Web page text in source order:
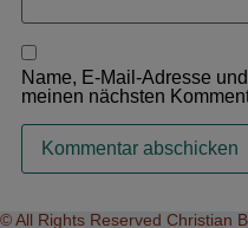
Name, E-Mail-Adresse
meinen nächsten
© All Rights Reserved Christian